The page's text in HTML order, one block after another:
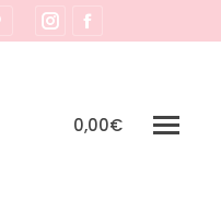
Instagram
page
new
page
in
0,00€